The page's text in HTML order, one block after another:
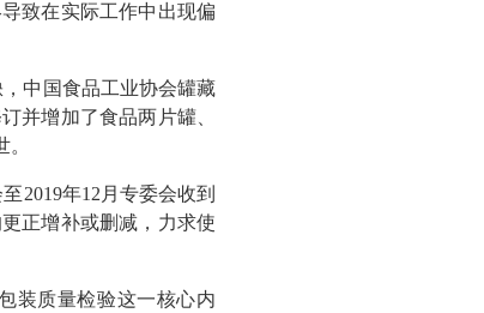
致在实际工作中出现偏
中国食品工业协会罐藏
并增加了食品两片罐、
2019年12月专委会收到
正增补或删减，力求使
装质量检验这一核心内